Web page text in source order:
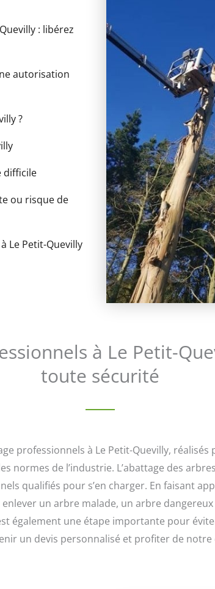
: libérez
autorisation
?
difficile
ou risque de
Le Petit-Quevilly
à Le Petit-
toute sécurité
professionnels à Le Petit-Quevilly,
de l’industrie. L’abattage des
qualifiés pour s’en charger. En faisant
un arbre malade, un arbre
également une étape importante pour
un devis personnalisé et profiter de